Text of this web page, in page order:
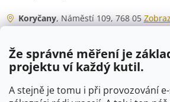
Že správné měření je
projektu ví každý kutil.
A stejně je tomu i při provozování
Koryčany, Náměstí 109, 768 05
Po - Čt
06:00 - 07:00
07:30 - 15:30
Pá
06:00 - 07:00
07:30 - 15:00